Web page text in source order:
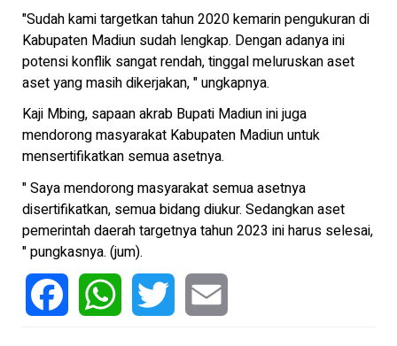
"Sudah kami targetkan tahun 2020 kemarin pengukuran di
Kabupaten Madiun sudah lengkap. Dengan adanya ini
potensi konflik sangat rendah, tinggal meluruskan aset
aset yang masih dikerjakan, " ungkapnya.
Kaji Mbing, sapaan akrab Bupati Madiun ini juga
mendorong masyarakat Kabupaten Madiun untuk
mensertifikatkan semua asetnya.
" Saya mendorong masyarakat semua asetnya
disertifikatkan, semua bidang diukur. Sedangkan aset
pemerintah daerah targetnya tahun 2023 ini harus selesai,
" pungkasnya. (jum).